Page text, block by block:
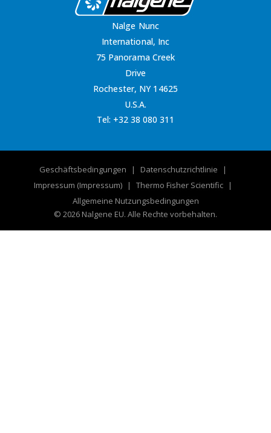
Nalge Nunc
International, Inc
75 Panorama Creek
Drive
Rochester, NY 14625
U.S.A.
Tel: +32 38 080 311
Geschäftsbedingungen
Datenschutzrichtlinie
Impressum (Impressum)
Thermo Fisher Scientific
Allgemeine Nutzungsbedingungen
© 2026 Nalgene EU. Alle Rechte vorbehalten.